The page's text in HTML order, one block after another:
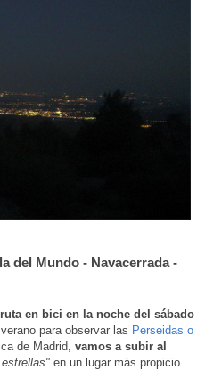
del Mundo - Navacerrada -
ruta en bici en la noche del sábado
para observar las Perseidas o
de Madrid, vamos a subir al
en un lugar más propicio.